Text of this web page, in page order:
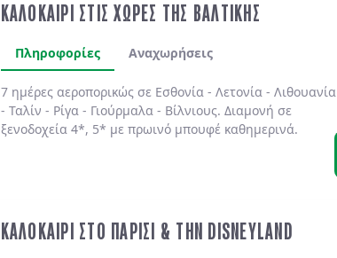
ΚΑΛΟΚΑΙΡΙ ΣΤΙΣ ΧΩΡΕΣ ΤΗΣ ΒΑΛΤΙΚΗΣ
Πληροφορίες Αναχωρήσεις
7 ημέρες αεροπορικώς σε Εσθονία - Λετονία - Λιθουανία
- Ταλίν - Ρίγα - Γιούρμαλα - Βίλνιους. Διαμονή σε
ξενοδοχεία 4*, 5* με πρωινό μπουφέ καθημερινά.
ΚΑΛΟΚΑΙΡΙ ΣΤΟ ΠΑΡΙΣΙ & ΤΗΝ DISNEYLAND